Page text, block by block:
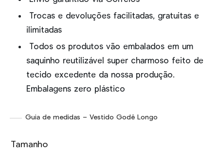
Trocas e devoluções facilitadas, gratuitas e
ilimitadas
Todos os produtos vão embalados em um
saquinho reutilizável super charmoso feito de
tecido excedente da nossa produção.
Embalagens zero plástico
Guia de medidas – Vestido Godê Longo
Tamanho